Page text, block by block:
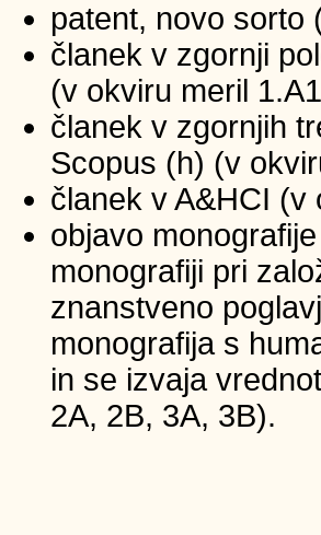
patent, novo sorto
članek v zgornji
(v okviru meril
članek v zgornjih
Scopus (h) (v
članek v A&HCI (v
objavo
monografiji pri
znanstveno
monografija s
in se izvaja
2A, 2B, 3A, 3B).